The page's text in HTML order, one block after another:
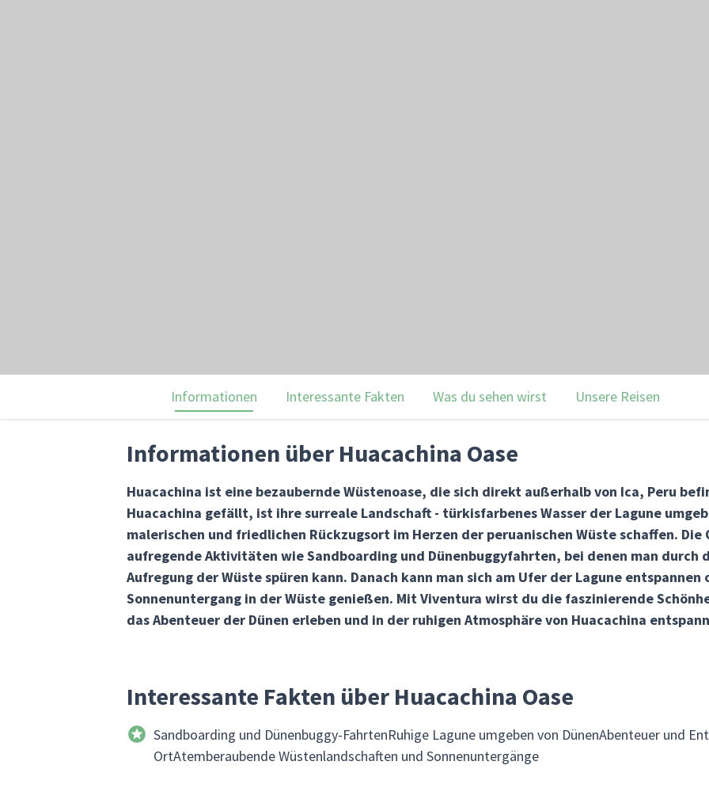
Informationen Interessante Fakten Was du sehen wirst Unsere Reisen
Informationen über Huacachina Oase
Huacachina ist eine bezaubernde Wüstenoase, die sich direkt außerhalb von Ica, Peru
Huacachina gefällt, ist ihre surreale Landschaft - türkisfarbenes Wasser der Lagune
malerischen und friedlichen Rückzugsort im Herzen der peruanischen Wüste schaffen.
aufregende Aktivitäten wie Sandboarding und Dünenbuggyfahrten, bei denen man durch
Aufregung der Wüste spüren kann. Danach kann man sich am Ufer der Lagune
Sonnenuntergang in der Wüste genießen. Mit Viventura wirst du die faszinierende
das Abenteuer der Dünen erleben und in der ruhigen Atmosphäre von Huacachina
Interessante Fakten über Huacachina Oase
Sandboarding und Dünenbuggy-FahrtenRuhige Lagune umgeben von DünenAbenteuer und
OrtAtemberaubende Wüstenlandschaften und Sonnenuntergänge